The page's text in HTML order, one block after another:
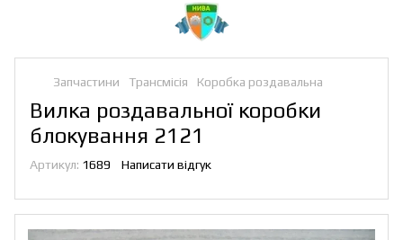
Запчастини Трансмісія Коробка роздавальна
Вилка роздавальної коробки
блокування 2121
Артикул: 1689 Написати відгук